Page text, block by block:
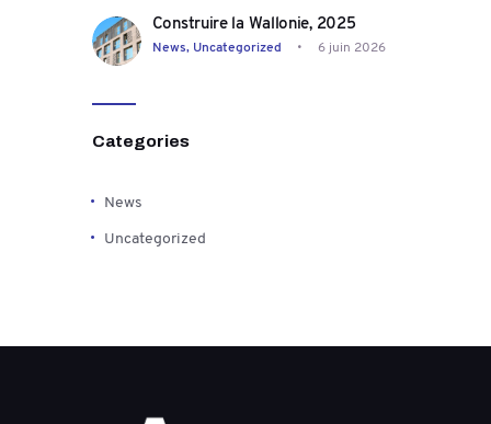
Construire la Wallonie, 2025
News, Uncategorized 6 juin 2026
Categories
News
Uncategorized